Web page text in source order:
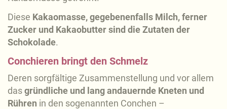
Diese Kakaomasse, gegebenenfalls Milch, ferner
Zucker und Kakaobutter sind die Zutaten der
Schokolade.
Conchieren bringt den Schmelz
Deren sorgfältige Zusammenstellung und vor allem
dasgründliche und lang andauernde Kneten und
Rühren in den sogenannten Conchen –